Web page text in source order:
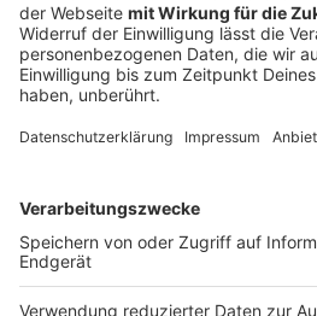
Folge uns für mehr News
Anzeige
Anzeige